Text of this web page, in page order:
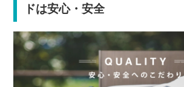
ドは安心・安全